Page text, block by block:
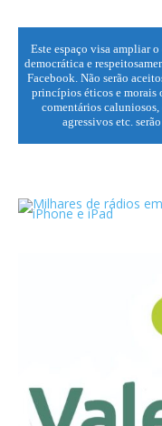
Este espaço visa ampliar
democrática e
Facebook. Não serão
princípios éticos e morais
comentários
agressivos etc.